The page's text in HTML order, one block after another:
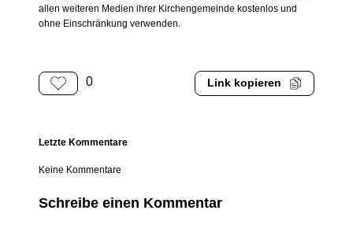
allen weiteren Medien ihrer Kirchengemeinde kostenlos und
ohne Einschränkung verwenden.
0 Link kopieren
Letzte Kommentare
Keine Kommentare
Schreibe einen Kommentar